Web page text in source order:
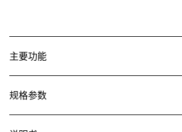
主要功能
规格参数